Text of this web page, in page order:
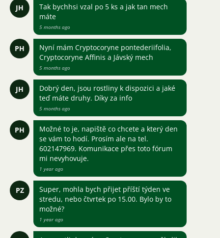
JH
Tak bychhsi vzal po 5 ks a jak tan mech
máte
5 months ago
PH
Nyní mám Cryptocoryne pontederiifolia,
Cryptocoryne Affinis a Jávský mech
5 months ago
JH
Dobrý den, jsou rostliny k dispozici a jaké
teď máte druhy. Díky za info
5 months ago
PH
Možné to je, napiště co chcete a který den
se vám to hodí. Prosím ale na tel.
602147969. Komunikace přes toto fórum
mi nevyhovuje.
1 year ago
PZ
Super, mohla bych přijet příští týden ve
stredu, nebo čtvrtek po 15.00. Bylo by to
možné?
1 year ago